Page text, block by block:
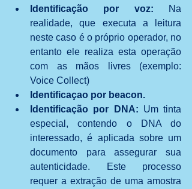
Identificação por voz:
Na
realidade, que executa a leitura
neste caso é o próprio operador, no
entanto ele realiza esta operação
com as mãos livres (exemplo:
Voice Collect)
Identificaçao por beacon.
Identificação por DNA: Um tinta
especial, contendo o DNA do
interessado, é aplicada sobre um
documento para assegurar sua
autenticidade. Este processo
requer a extração de uma amostra